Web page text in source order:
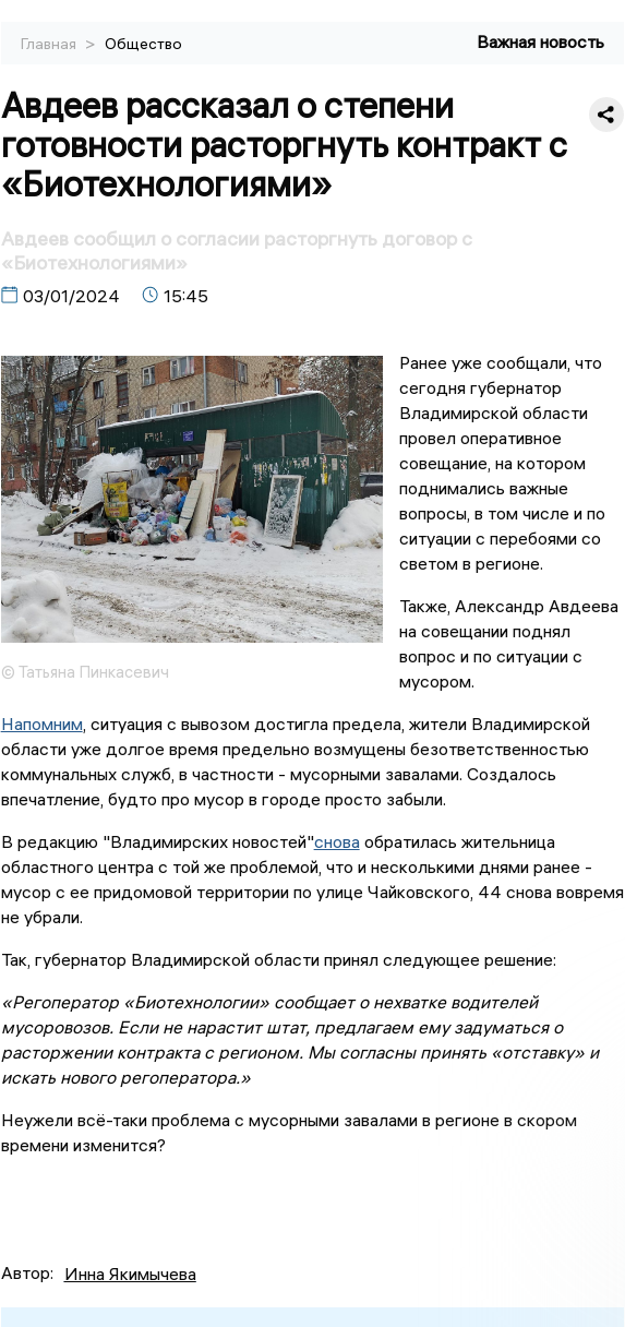
Главная > Общество Важная новость
Авдеев рассказал о степени
готовности расторгнуть контракт с
«Биотехнологиями»
Авдеев сообщил о согласии расторгнуть договор с
«Биотехнологиями»
03/01/2024 15:45
© Татьяна Пинкасевич
Ранее уже сообщали, что
сегодня губернатор
Владимирской области
провел оперативное
совещание, на котором
поднимались важные
вопросы, в том числе и по
ситуации с перебоями со
светом в регионе.
Также, Александр Авдеева
на совещании поднял
вопрос и по ситуации с
мусором.
Напомним, ситуация с вывозом достигла предела, жители Владимирской
области уже долгое время предельно возмущены безответственностью
коммунальных служб, в частности - мусорными завалами. Создалось
впечатление, будто про мусор в городе просто забыли.
В редакцию "Владимирских новостей"сноваобратилась жительница
областного центра с той же проблемой, что и несколькими днями ранее -
мусор с ее придомовой территории по улице Чайковского, 44 снова вовремя
не убрали.
Так, губернатор Владимирской области принял следующее решение:
«Регоператор «Биотехнологии» сообщает о нехватке водителей
мусоровозов. Если не нарастит штат, предлагаем ему задуматься о
расторжении контракта с регионом. Мы согласны принять «отставку» и
искать нового регоператора.»
Неужели всё-таки проблема с мусорными завалами в регионе в скором
времени изменится?
Автор: Инна Якимычева